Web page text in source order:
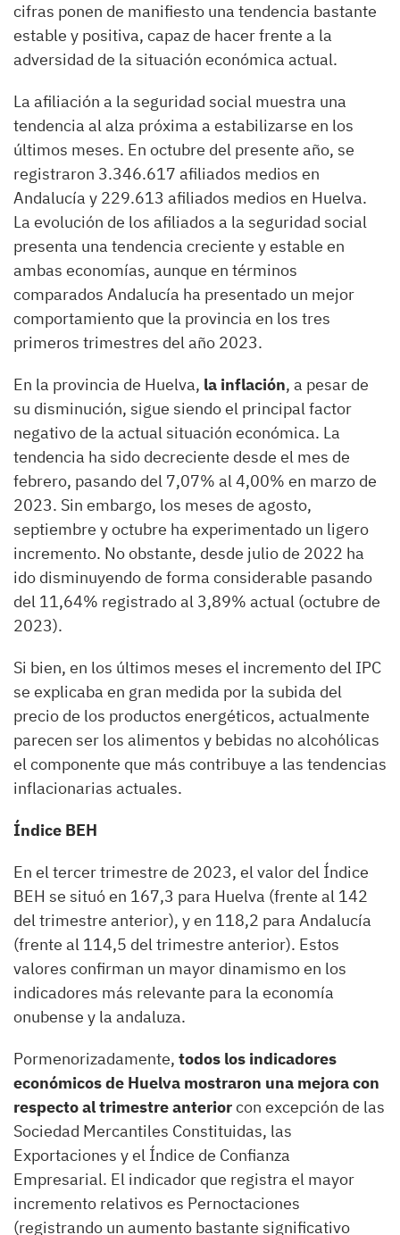
cifras ponen de manifiesto una tendencia bastante
estable y positiva, capaz de hacer frente a la
adversidad de la situación económica actual.
La afiliación a la seguridad social muestra una
tendencia al alza próxima a estabilizarse en los
últimos meses. En octubre del presente año, se
registraron 3.346.617 afiliados medios en
Andalucía y 229.613 afiliados medios en Huelva.
La evolución de los afiliados a la seguridad social
presenta una tendencia creciente y estable en
ambas economías, aunque en términos
comparados Andalucía ha presentado un mejor
comportamiento que la provincia en los tres
primeros trimestres del año 2023.
En la provincia de Huelva, la inflación, a pesar de
su disminución, sigue siendo el principal factor
negativo de la actual situación económica. La
tendencia ha sido decreciente desde el mes de
febrero, pasando del 7,07% al 4,00% en marzo de
2023. Sin embargo, los meses de agosto,
septiembre y octubre ha experimentado un ligero
incremento. No obstante, desde julio de 2022 ha
ido disminuyendo de forma considerable pasando
del 11,64% registrado al 3,89% actual (octubre de
2023).
Si bien, en los últimos meses el incremento del IPC
se explicaba en gran medida por la subida del
precio de los productos energéticos, actualmente
parecen ser los alimentos y bebidas no alcohólicas
el componente que más contribuye a las tendencias
inflacionarias actuales.
Índice BEH
En el tercer trimestre de 2023, el valor del Índice
BEH se situó en 167,3 para Huelva (frente al 142
del trimestre anterior), y en 118,2 para Andalucía
(frente al 114,5 del trimestre anterior). Estos
valores confirman un mayor dinamismo en los
indicadores más relevante para la economía
onubense y la andaluza.
Pormenorizadamente, todos los indicadores
económicos de Huelva mostraron una mejora con
respecto al trimestre anteriorcon excepción de las
Sociedad Mercantiles Constituidas, las
Exportaciones y el Índice de Confianza
Empresarial. El indicador que registra el mayor
incremento relativos es Pernoctaciones
(registrando un aumento bastante significativo